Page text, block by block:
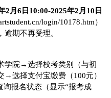
2月 6 日10:00-2025年2 月 10 日
login/10178.htm）
期不再受理。
学院→选择校考类别（与初
选择支付宝缴费（100元）
询报名状态（显示“报考成